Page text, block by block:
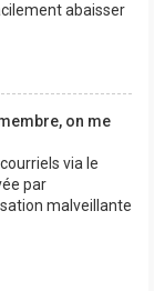
abaisser
on me
via le
par
malveillante